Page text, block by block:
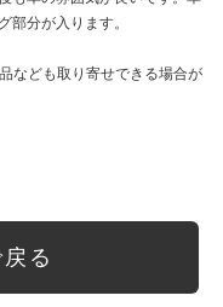
部分が入ります。
なども取り寄せできる場合が
る